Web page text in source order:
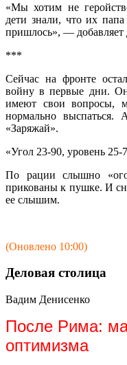
«Мы хотим не
дети знали, что их
пришлось», — добавляет
***
Сейчас на фронте
войну в первые дни.
имеют свои вопросы,
нормально
«Заряжай».
«Угол 23-90, уровень 25-
По рации слышно
прикованы к пушке. И
ее слышим.
(Оновлено 10:00)
Деловая столица
Вадим Денисенко
После Рима:
оптимизма